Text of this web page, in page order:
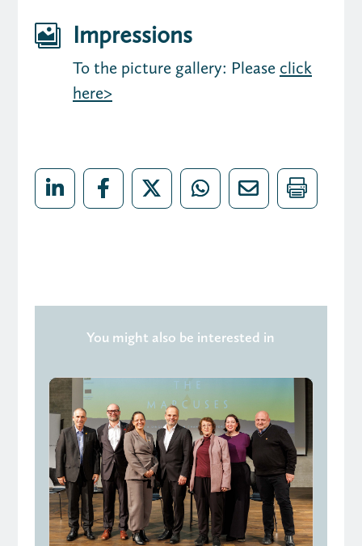
 Impressions
To the picture gallery: Please click
here>
You might also be interested in